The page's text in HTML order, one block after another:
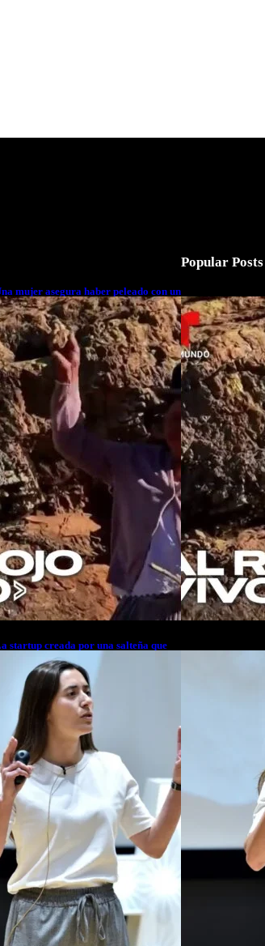
mujer asegura haber peleado con un
cuerpo a cuerpo
startup creada por una salteña que
resolver el estrés financiero en
Popular Posts